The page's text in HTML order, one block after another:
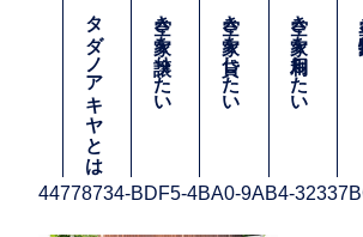
空き家を利用したい
空き家を貸したい
空き家を譲りたい
タダノアキヤとは
44778734-BDF5-4BA0-9AB4-